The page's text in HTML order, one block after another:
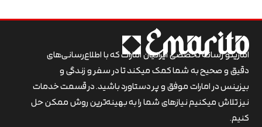
اماریتو رسانه تخصصی ایرانیان امارات که با اطلاع‌رسانی‌های
دقیق و صحیح به شما کمک میکند تا در سفر و زندگی و
بیزینس در امارات موفق و پر دستاورد باشید. در قسمت خدمات
نیز تلاش میکنیم نیازهای شما را به بهینه‌ترین روش ممکن حل
کنیم.